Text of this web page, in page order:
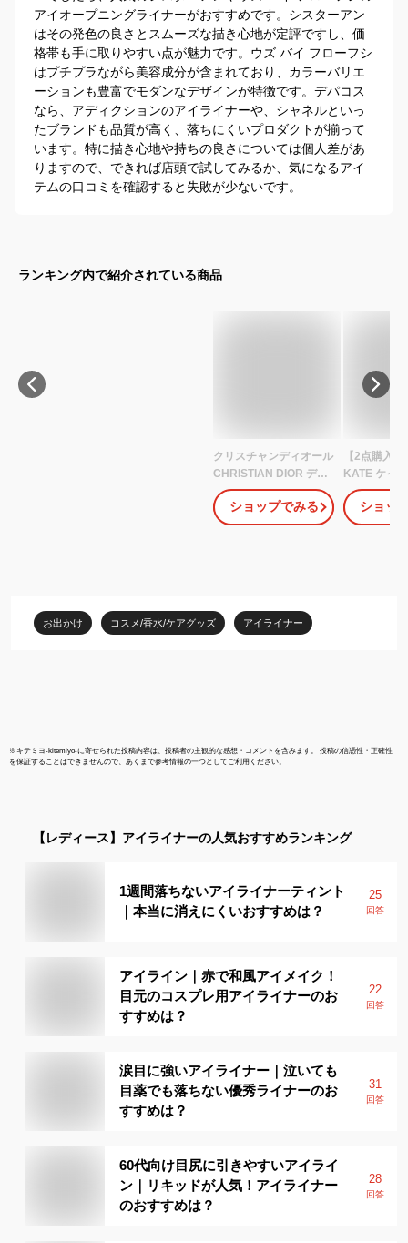
アイオープニングライナーがおすすめです。シスターアン
はその発色の良さとスムーズな描き心地が定評ですし、価
格帯も手に取りやすい点が魅力です。ウズ バイ フローフシ
はプチプラながら美容成分が含まれており、カラーバリエ
ーションも豊富でモダンなデザインが特徴です。デパコス
なら、アディクションのアイライナーや、シャネルといっ
たブランドも品質が高く、落ちにくいプロダクトが揃って
います。特に描き心地や持ちの良さについては個人差があ
りますので、できれば店頭で試してみるか、気になるアイ
テムの口コミを確認すると失敗が少ないです。
ランキング内で紹介されている商品
クリスチャンディオール
CHRISTIAN DIOR ディ
オールショウ スティロ
ウォータープルーフ 選
べるカラー 【091・
ショップでみる
【2点購入
KATE ケイ
ット ジェル
BR-6 / GY-4
BR-2 / BR-
ショッ
お出かけ コスメ/香水/ケアグッズ アイライナー
※キテミヨ-kitemiyo-に寄せられた投稿内容は、投稿者の主観的な感想・コメントを含みます。 投稿の信憑性・正確性
を保証することはできませんので、あくまで参考情報の一つとしてご利用ください。
【レディース】 アイライナーの人気おすすめランキング
1週間落ちないアイライナーティント
｜本当に消えにくいおすすめは？
25
回答
アイライン｜赤で和風アイメイク！
目元のコスプレ用アイライナーのお
すすめは？
22
回答
涙目に強いアイライナー｜泣いても
目薬でも落ちない優秀ライナーのお
すすめは？
31
回答
60代向け目尻に引きやすいアイライ
ン｜リキッドが人気！アイライナー
のおすすめは？
28
回答